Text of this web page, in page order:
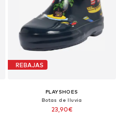
REBAJAS
PLAYSHOES
Botas de lluvia
23,90€